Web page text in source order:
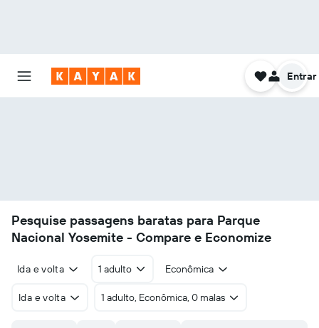
Entrar
Pesquise passagens baratas para Parque
Nacional Yosemite - Compare e Economize
Ida e volta 1 adulto Econômica
Ida e volta 1 adulto, Econômica, 0 malas